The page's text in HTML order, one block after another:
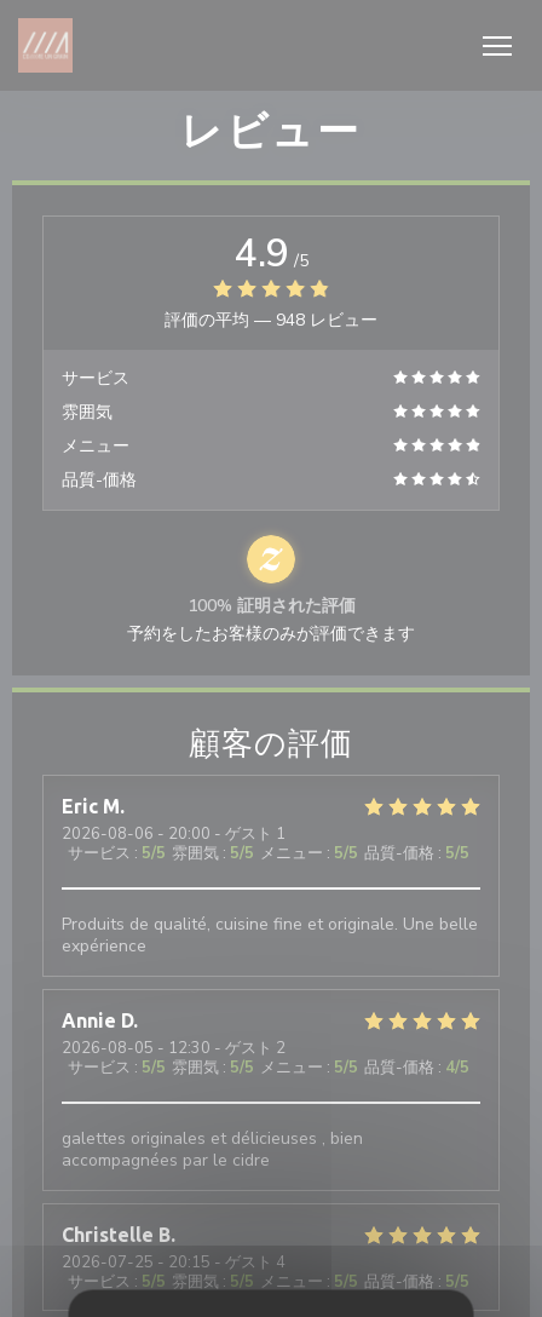
クッキー利用の管理について
レビュー
顧客の評価
Eric M
2026-08-06 - 20:00 - ゲスト 1
サービス : 5/5 雰囲気 : 5/5 メニュー : 5/5 品質-価格 : 5/5
Produits de qualité, cuisine fine et originale. Une belle
expérience
Annie D
2026-08-05 - 12:30 - ゲスト 2
サービス : 5/5 雰囲気 : 5/5 メニュー : 5/5 品質-価格 : 4/5
galettes originales et délicieuses , bien
accompagnées par le cidre
Christelle B
2026-07-25 - 20:15 - ゲスト 4
サービス : 5/5 雰囲気 : 5/5 メニュー : 5/5 品質-価格 : 5/5
4.9 /5
評価の平均 — 948 レビュー
サービス
雰囲気
メニュー
品質-価格
100% 証明された評価
予約をしたお客様のみが評価できます